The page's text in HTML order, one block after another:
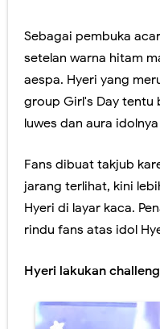
Sebagai pembuka
setelan warna hitam
aespa. Hyeri yang
group Girl's Day tentu
luwes dan aura
Fans dibuat takjub
jarang terlihat, kini
Hyeri di layar kaca.
rindu fans atas idol
Hyeri lakukan